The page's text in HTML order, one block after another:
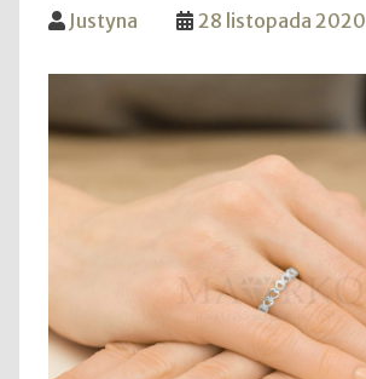
Justyna 28 listopada 2020